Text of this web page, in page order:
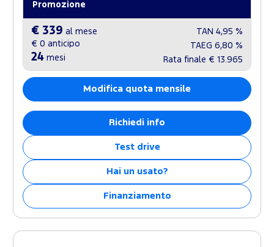
Promozione
€ 339 al mese
€ 0 anticipo
24 mesi
TAN 4,95 %
TAEG 6,80 %
Rata finale € 13.965
Modifica quota mensile
Richiedi info
Test drive
Hai un usato?
Finanziamento